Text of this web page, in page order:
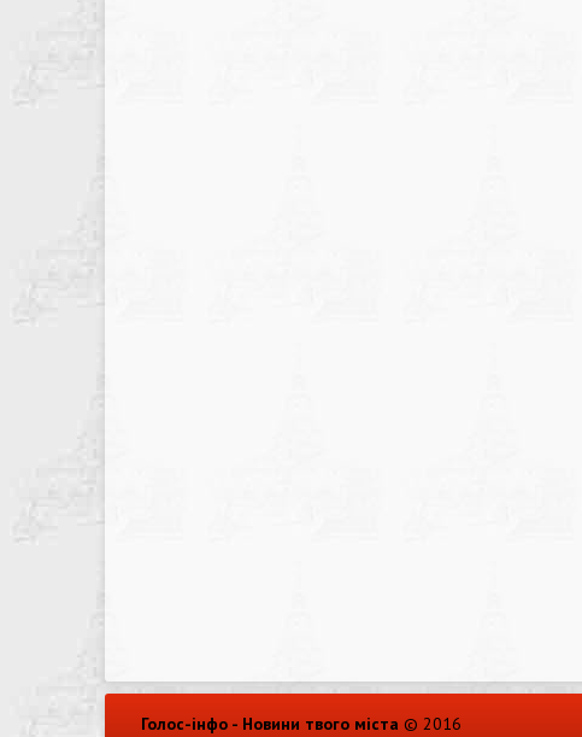
Голос-інфо - Новини твого міста © 2016